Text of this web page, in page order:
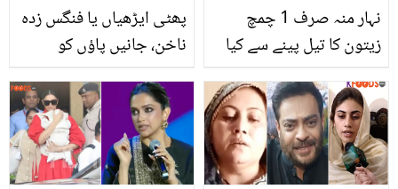
پھٹی ایڑھیاں یا فنگس زدہ
ناخن، جانیں پاؤں کو
نہار منہ صرف 1 چمچ
زیتون کا تیل پینے سے کیا
کرشماتی تیل کے بے شمار
کمالات جن سے آپ بھی
فائدہ اٹھا سکتے ہیں